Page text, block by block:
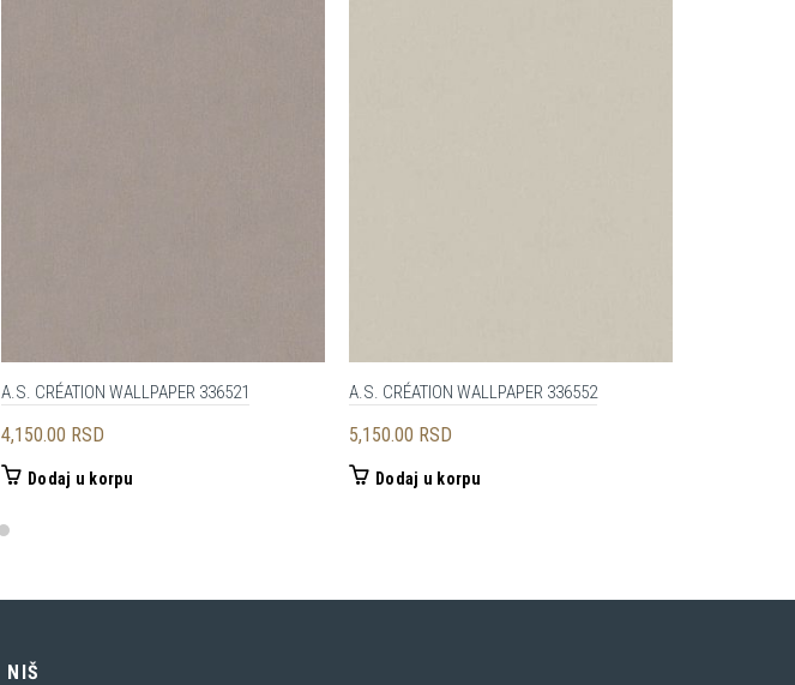
A.S. CRÉATION WALLPAPER 336521
4,150.00 RSD
Dodaj u korpu
A.S. CRÉATION WALLPAPER 336552
5,150.00 RSD
Dodaj u korpu
NIŠ